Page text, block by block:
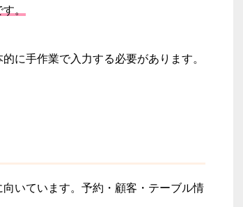
。
に手作業で入力する必要があります。
いています。予約・顧客・テーブル情